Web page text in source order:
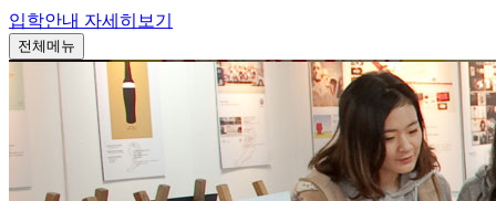
입학안내 자세히보기
전체메뉴